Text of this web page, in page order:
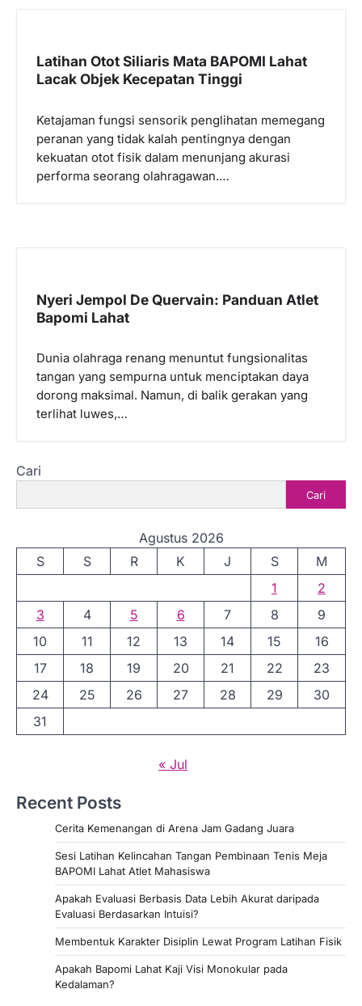
Latihan Otot Siliaris Mata BAPOMI Lahat
Lacak Objek Kecepatan Tinggi
Ketajaman fungsi sensorik penglihatan memegang
peranan yang tidak kalah pentingnya dengan
kekuatan otot fisik dalam menunjang akurasi
performa seorang olahragawan.…
Nyeri Jempol De Quervain: Panduan Atlet
Bapomi Lahat
Dunia olahraga renang menuntut fungsionalitas
tangan yang sempurna untuk menciptakan daya
dorong maksimal. Namun, di balik gerakan yang
terlihat luwes,…
Cari
Cari
Agustus 2026
S
S R K J S
M
1
2
3
4 5 6 7 8
9
10
11 12 13 14 15
16
17
18 19 20 21 22
23
24
25 26 27 28 29
30
31
« Jul
Recent Posts
Cerita Kemenangan di Arena Jam Gadang Juara
Sesi Latihan Kelincahan Tangan Pembinaan Tenis Meja
BAPOMI Lahat Atlet Mahasiswa
Apakah Evaluasi Berbasis Data Lebih Akurat daripada
Evaluasi Berdasarkan Intuisi?
Membentuk Karakter Disiplin Lewat Program Latihan Fisik
Apakah Bapomi Lahat Kaji Visi Monokular pada
Kedalaman?